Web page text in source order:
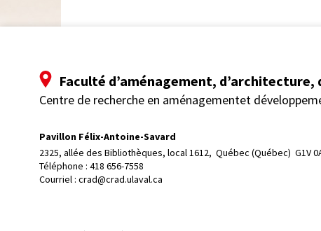
Faculté d’aménagement, d’architecture,
Centre de recherche en aménagementet
Pavillon Félix-Antoine-Savard
2325, allée des Bibliothèques, local 1612, Québec (Québec)  G1V
Téléphone : 418 656-7558
Courriel : crad@crad.ulaval.ca